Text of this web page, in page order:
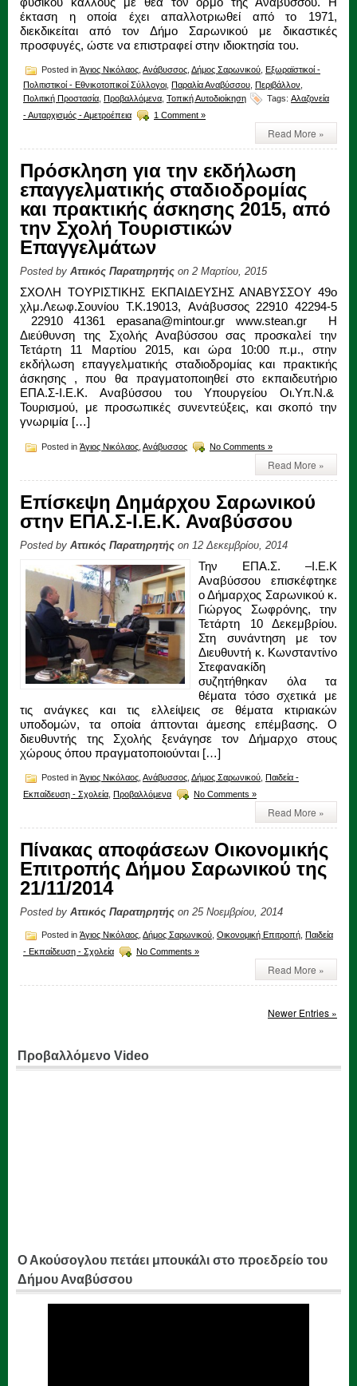
έκταση η οποία έχει απαλλοτριωθεί από το 1971,
διεκδικείται από τον Δήμο Σαρωνικού με δικαστικές
προσφυγές, ώστε να επιστραφεί στην ιδιοκτησία του.
Posted in Άγιος Νικόλαος Ανάβυσσος Δήμος Σαρωνικού Εξωραϊστικοί -
Πολιτιστικοί - Εθνικοτοπικοί Σύλλογοι Παραλία Αναβύσσου Περιβάλλον
Πολιτική Προστασία Προβαλλόμενα Τοπική Αυτοδιοίκηση Tags: Αλαζονεία
- Αυταρχισμός - Αμετροέπεια
1 Comment »
Read More »
Πρόσκληση για την εκδήλωση
επαγγελματικής σταδιοδρομίας
και πρακτικής άσκησης 2015, από
την Σχολή Τουριστικών
Επαγγελμάτων
Posted by Αττικός Παρατηρητής on 2 Μαρτίου, 2015
ΣΧΟΛΗ ΤΟΥΡΙΣΤΙΚΗΣ ΕΚΠΑΙΔΕΥΣΗΣ ΑΝΑΒΥΣΣΟΥ 49ο
χλμ.Λεωφ.Σουνίου T.K.19013, Ανάβυσσος 22910 42294-5
22910 41361 epasana@mintour.gr www.stean.gr Η
Διεύθυνση της Σχολής Αναβύσσου σας προσκαλεί την
Τετάρτη 11 Μαρτίου 2015, και ώρα 10:00 π.μ., στην
εκδήλωση επαγγελματικής σταδιοδρομίας και πρακτικής
άσκησης , που θα πραγματοποιηθεί στο εκπαιδευτήριο
ΕΠΑ.Σ-Ι.Ε.Κ. Αναβύσσου του Υπουργείου Οι.Υπ.Ν.&
Τουρισμού, με προσωπικές συνεντεύξεις, και σκοπό την
γνωριμία […]
Posted in Άγιος Νικόλαος Ανάβυσσος No Comments »
Read More »
Επίσκεψη Δημάρχου Σαρωνικού
στην ΕΠΑ.Σ-Ι.Ε.Κ. Αναβύσσου
Posted by Αττικός Παρατηρητής on 12 Δεκεμβρίου, 2014
Την ΕΠΑ.Σ. –Ι.Ε.Κ
Αναβύσσου επισκέφτηκε
ο Δήμαρχος Σαρωνικού κ.
Γιώργος Σωφρόνης, την
Τετάρτη 10 Δεκεμβρίου.
Στη συνάντηση με τον
Διευθυντή κ. Κωνσταντίνο
Στεφανακίδη
συζητήθηκαν όλα τα
θέματα τόσο σχετικά με
τις ανάγκες και τις ελλείψεις σε θέματα κτιριακών
υποδομών, τα οποία άπτονται άμεσης επέμβασης. Ο
διευθυντής της Σχολής ξενάγησε τον Δήμαρχο στους
χώρους όπου πραγματοποιούνται […]
Posted in Άγιος Νικόλαος Ανάβυσσος Δήμος Σαρωνικού Παιδεία -
Εκπαίδευση - Σχολεία Προβαλλόμενα No Comments »
Read More »
Πίνακας αποφάσεων Οικονομικής
Επιτροπής Δήμου Σαρωνικού της
21/11/2014
Posted by Αττικός Παρατηρητής on 25 Νοεμβρίου, 2014
Posted in Άγιος Νικόλαος Δήμος Σαρωνικού Οικονομική Επιτροπή Παιδεία
- Εκπαίδευση - Σχολεία
No Comments »
Read More »
Newer Entries »
Προβαλλόμενο Video
Ο Ακούσογλου πετάει μπουκάλι στο προεδρείο του
Δήμου Αναβύσσου